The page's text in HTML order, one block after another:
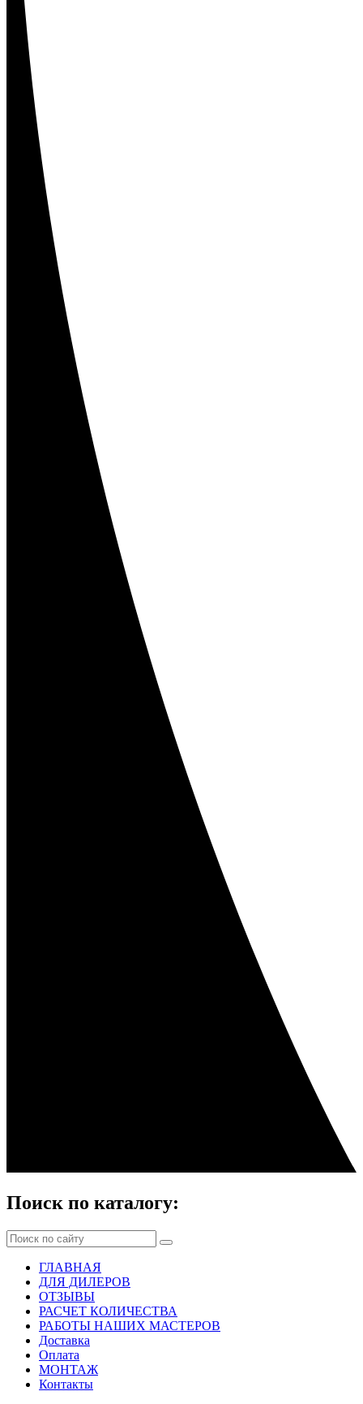
Поиск по каталогу:
ГЛАВНАЯ
ДЛЯ ДИЛЕРОВ
ОТЗЫВЫ
РАСЧЕТ КОЛИЧЕСТВА
РАБОТЫ НАШИХ МАСТЕРОВ
Доставка
Оплата
МОНТАЖ
Контакты